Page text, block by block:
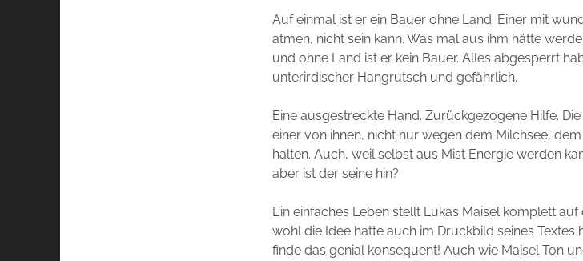
Auf einmal ist er ein Bauer ohne Land. Einer mit
atmen, nicht sein kann. Was mal aus ihm hätte
und ohne Land ist er kein Bauer. Alles abgesperrt
unterirdischer Hangrutsch und gefährlich.
Eine ausgestreckte Hand. Zurückgezogene Hilfe.
einer von ihnen, nicht nur wegen dem Milchsee,
halten. Auch, weil selbst aus Mist Energie werden
aber ist der seine hin?
Ein einfaches Leben stellt Lukas Maisel komplett
wohl die Idee hatte auch im Druckbild seines
finde das genial konsequent! Auch wie Maisel Ton